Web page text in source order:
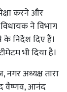
करने और
ने विभाग
निर्देश दिए हैं।
भी दिया है।
नगर अध्यक्ष तारा
वैष्णव, आनंद